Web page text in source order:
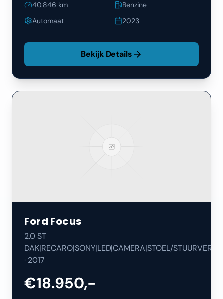
40.846 km
Benzine
Automaat
2023
Bekijk Details
Ford Focus
2.0 ST
DAK|RECARO|SONY|LED|CAMERA|STOEL/STUURVERW|
· 2017
€18.950,-